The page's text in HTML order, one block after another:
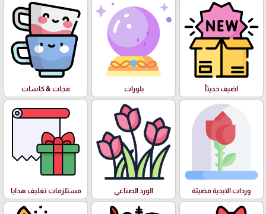
اضيف حديثأ بلورات مجات & كاسات
وردات الابدية مضيئة الورد الصناعي مستلزمات تغليف هدايا